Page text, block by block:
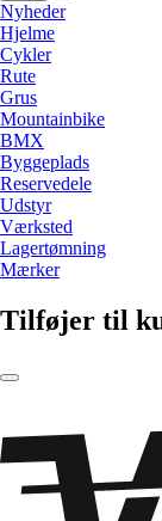
Nyheder
Hjelme
Cykler
Rute
Grus
Mountainbike
BMX
Byggeplads
Reservedele
Udstyr
Værksted
Lagertømning
Mærker
Tilføjer til